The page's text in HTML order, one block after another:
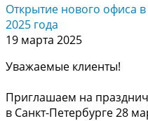
Открытие нового офиса
2025 года
19 марта 2025
Уважаемые клиенты!
Приглашаем на
в Санкт-Петербурге 28